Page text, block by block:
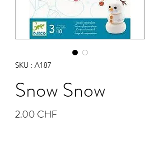
SKU : A187
Snow Snow
2.00 CHFPrix